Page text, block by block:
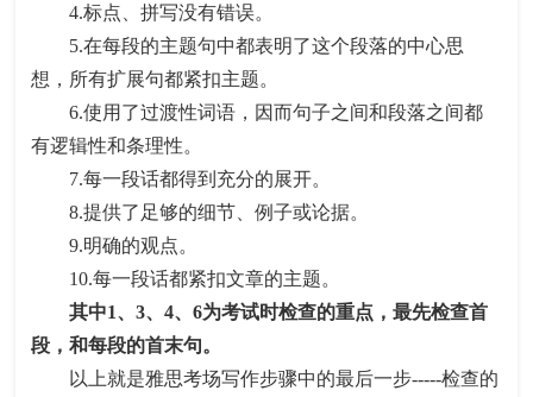
4.标点、拼写没有错误。
5.在每段的主题句中都表明了这个段落的中心思
想，所有扩展句都紧扣主题。
6.使用了过渡性词语，因而句子之间和段落之间都
有逻辑性和条理性。
7.每一段话都得到充分的展开。
8.提供了足够的细节、例子或论据。
9.明确的观点。
10.每一段话都紧扣文章的主题。
其中1、3、4、6为考试时检查的重点，最先检查首
段，和每段的首末句。
以上就是雅思考场写作步骤中的最后一步-----检查的